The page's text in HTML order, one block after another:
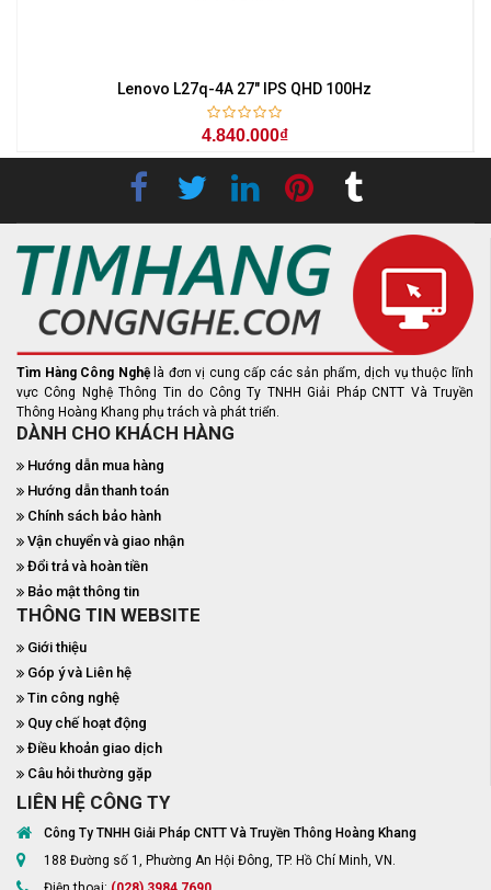
Lenovo L27q-4A 27" IPS QHD 100Hz
4.840.000₫
Tìm Hàng Công Nghệ là đơn vị cung cấp các sản phẩm, dịch vụ thuộc lĩnh
vực Công Nghệ Thông Tin do Công Ty TNHH Giải Pháp CNTT Và Truyền
Thông Hoàng Khang phụ trách và phát triển.
DÀNH CHO KHÁCH HÀNG
Hướng dẫn mua hàng
Hướng dẫn thanh toán
Chính sách bảo hành
Vận chuyển và giao nhận
Đổi trả và hoàn tiền
Bảo mật thông tin
THÔNG TIN WEBSITE
Giới thiệu
Góp ý và Liên hệ
Tin công nghệ
Quy chế hoạt động
Điều khoản giao dịch
Câu hỏi thường gặp
LIÊN HỆ CÔNG TY
Công Ty TNHH Giải Pháp CNTT Và Truyền Thông Hoàng Khang
188 Đường số 1, Phường An Hội Đông, TP. Hồ Chí Minh, VN.